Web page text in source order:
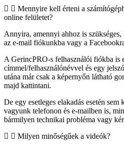
Mennyire kell érteni a
online felületet?
Annyira, amennyi ahhoz is
az e-mail fiókunkba vagy a
A GerincPRO-s felhasználói fiókba is
címmel/felhasználónévvel és egy
utána már csak a képernyőn látható
majd kattintani.
De egy esetleges elakadás esetén
vagyunk telefonon és e-mailben is,
bármilyen technikai probléma vagy
Milyen minőségűek a videók?